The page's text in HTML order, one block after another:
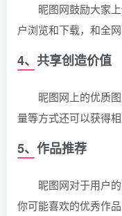
昵图网鼓励大家
户浏览和下载，和全
4、共享创造价值
昵图网上的优质
量等方式还可以获得相
5、作品推荐
昵图网对于用户
你可能喜欢的优秀作